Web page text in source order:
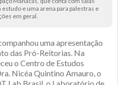
e uma arena para palestras e
em geral.
uma apresentação
das Pró-Reitorias. Na
o Centro de Estudos
Nicéa Quintino Amauro, o